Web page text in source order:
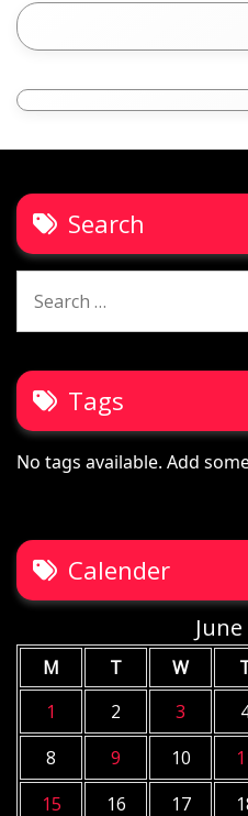
Search
for:
Tags
No tags available. Add
Calender
M T W
1
2 3
8
9 10
15
16 17